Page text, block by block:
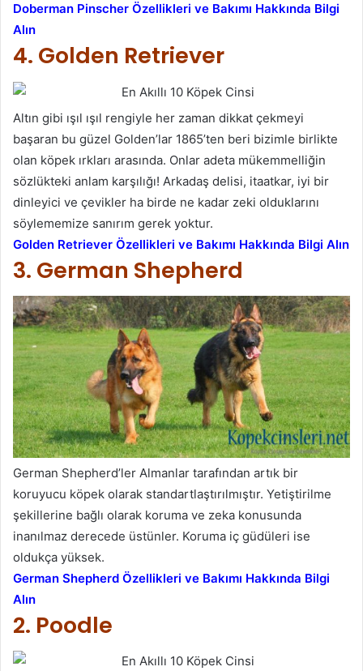
Doberman Pinscher Özellikleri ve Bakımı Hakkında Bilgi
Alın
4. Golden Retriever
Altın gibi ışıl ışıl rengiyle her zaman dikkat çekmeyi
başaran bu güzel Golden’lar 1865’ten beri bizimle birlikte
olan köpek ırkları arasında. Onlar adeta mükemmelliğin
sözlükteki anlam karşılığı! Arkadaş delisi, itaatkar, iyi bir
dinleyici ve çevikler ha birde ne kadar zeki olduklarını
söylememize sanırım gerek yoktur.
Golden Retriever Özellikleri ve Bakımı Hakkında Bilgi Alın
3. German Shepherd
German Shepherd’ler Almanlar tarafından artık bir
koruyucu köpek olarak standartlaştırılmıştır. Yetiştirilme
şekillerine bağlı olarak koruma ve zeka konusunda
inanılmaz derecede üstünler. Koruma iç güdüleri ise
oldukça yüksek.
German Shepherd Özellikleri ve Bakımı Hakkında Bilgi
Alın
2. Poodle